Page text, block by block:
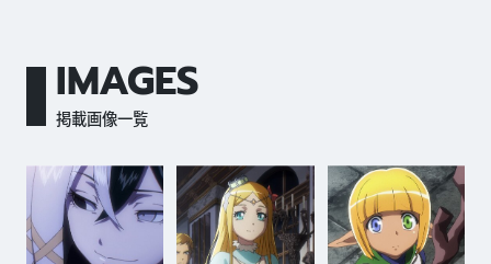
IMAGES
掲載画像一覧